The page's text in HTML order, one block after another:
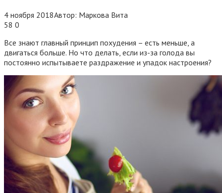
4 ноября 2018Автор: Маркова Вита
58 0
Все знают главный принцип похудения – есть меньше, а
двигаться больше. Но что делать, если из-за голода вы
постоянно испытываете раздражение и упадок настроения?